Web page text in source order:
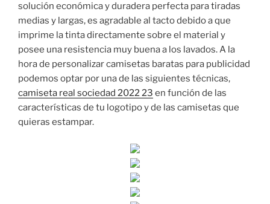
solución económica y duradera perfecta para tiradas
medias y largas, es agradable al tacto debido a que
imprime la tinta directamente sobre el material y
posee una resistencia muy buena a los lavados. A la
hora de personalizar camisetas baratas para publicidad
podemos optar por una de las siguientes técnicas,
camiseta real sociedad 2022 23 en función de las
características de tu logotipo y de las camisetas que
quieras estampar.